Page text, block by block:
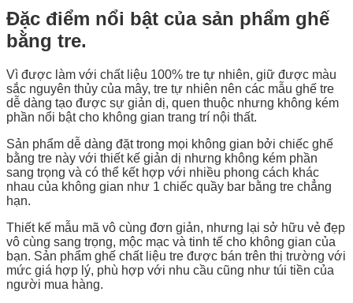
Đặc điểm nổi bật của sản phẩm ghế
bằng tre.
Vì được làm với chất liệu 100% tre tự nhiên, giữ được màu
sắc nguyên thủy của mây, tre tự nhiên nên các mẫu ghế tre
dễ dàng tạo được sự giản dị, quen thuộc nhưng không kém
phần nổi bật cho không gian trang trí nội thất.
Sản phẩm dễ dàng đặt trong mọi không gian bởi chiếc ghế
bằng tre này với thiết kế giản dị nhưng không kém phần
sang trọng và có thể kết hợp với nhiều phong cách khác
nhau của không gian như 1 chiếc quầy bar bằng tre chẳng
hạn.
Thiết kế mẫu mã vô cùng đơn giản, nhưng lại sở hữu vẻ đẹp
vô cùng sang trọng, mộc mạc và tinh tế cho không gian của
bạn. Sản phẩm ghế chất liệu tre được bán trên thị trường với
mức giá hợp lý, phù hợp với nhu cầu cũng như túi tiền của
người mua hàng.